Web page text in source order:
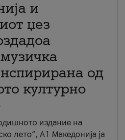
и
џез
од
културно
издание на
лето“, А1 Македонија ја